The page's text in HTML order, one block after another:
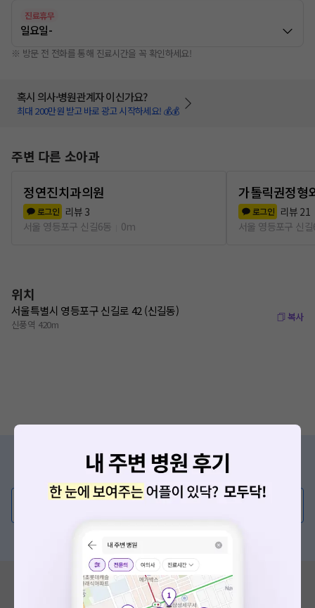
진료휴무
일요일-
※ 방문 전 전화를 통해 진료시간을 꼭 확인하세요!
혹시 의사·병원관계자 이신가요?
최대 200만원 받고 바로 광고 시작하세요! 💰💰
주변 다른 소아과
정연진치과의원
로그인 리뷰 3
서울 영등포구 신길6동
0m
가톨릭권정형
로그인 리뷰 21
서울 영등포구 신
위치
서울특별시 영등포구 신길로 42 (신길동)
신풍역 420m
복사
증상/치료, 궁금한 점이 있나요?
💬 무엇이든 물어보세요
혹시 잘못된 병원정보가 있나요?
모두닥 팀에 알려주세요!